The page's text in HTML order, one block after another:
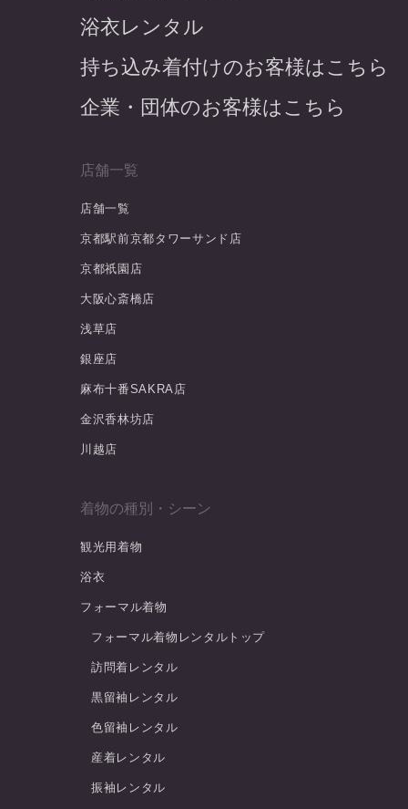
浴衣レンタル
持ち込み着付けのお客様はこちら
企業・団体のお客様はこちら
店舗一覧
店舗一覧
京都駅前京都タワーサンド店
京都祇園店
大阪心斎橋店
浅草店
銀座店
麻布十番SAKRA店
金沢香林坊店
川越店
着物の種別・シーン
観光用着物
浴衣
フォーマル着物
フォーマル着物レンタルトップ
訪問着レンタル
黒留袖レンタル
色留袖レンタル
産着レンタル
振袖レンタル